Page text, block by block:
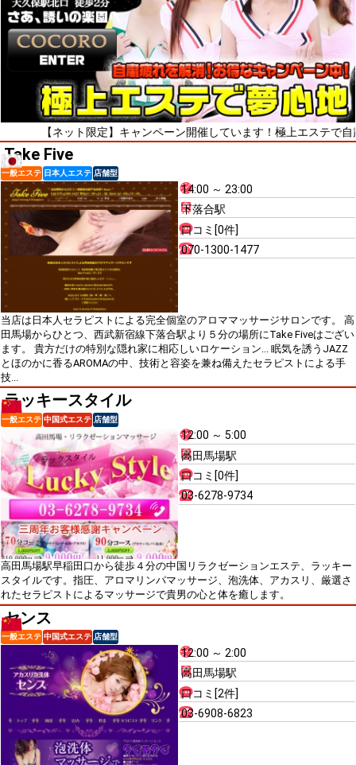
ネット限定】キャンペーン開催しています！極上エステで自粛疲れ
Take Five
一般エステ 日本人エステ 店舗型
14:00 ～ 23:00
下落合駅
口コミ[0件]
070-1300-1477
当店は日本人セラピストによる完全個室のアロママッサージサロンです。 高
田馬場からひとつ、西武新宿線下落合駅より５分の場所にTake Fiveはござい
ます。 貴方だけの特別な隠れ家に相応しいロケーション... 眠気を誘うJAZZ
とほのかに香るAROMAの中、技術と容姿を兼ね備えたセラピストによる手
技...
ラッキースタイル
一般エステ 中国式エステ 店舗型
12:00 ～ 5:00
高田馬場駅
口コミ[0件]
03-6278-9734
高田馬場駅早稲田口から徒歩４分の中国リラクゼーションエステ、ラッキー
スタイルです。指圧、アロマリンパマッサージ、泡洗体、アカスリ、厳選さ
れたセラピストによるマッサージで貴男の心と体を癒します。
センス
一般エステ 中国式エステ 店舗型
12:00 ～ 2:00
高田馬場駅
口コミ[2件]
03-6908-6823